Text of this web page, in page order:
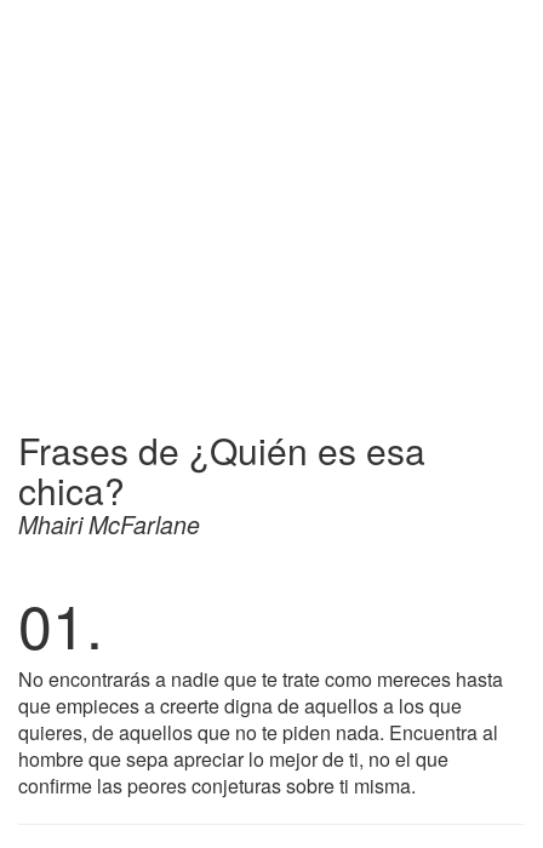
Frases de ¿Quién es esa
chica?
Mhairi McFarlane
01.
No encontrarás a nadie que te trate como mereces hasta
que empieces a creerte digna de aquellos a los que
quieres, de aquellos que no te piden nada. Encuentra al
hombre que sepa apreciar lo mejor de ti, no el que
confirme las peores conjeturas sobre ti misma.